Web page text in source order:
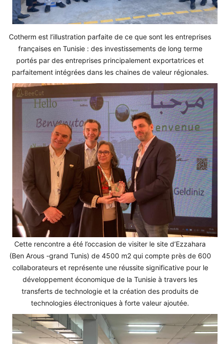
Cotherm est l’illustration parfaite de ce que sont les entreprises
françaises en Tunisie : des investissements de long terme
portés par des entreprises principalement exportatrices et
parfaitement intégrées dans les chaines de valeur régionales.
Cette rencontre a été l’occasion de visiter le site d’Ezzahara
(Ben Arous -grand Tunis) de 4500 m2 qui compte près de 600
collaborateurs et représente une réussite significative pour le
développement économique de la Tunisie à travers les
transferts de technologie et la création des produits de
technologies électroniques à forte valeur ajoutée.